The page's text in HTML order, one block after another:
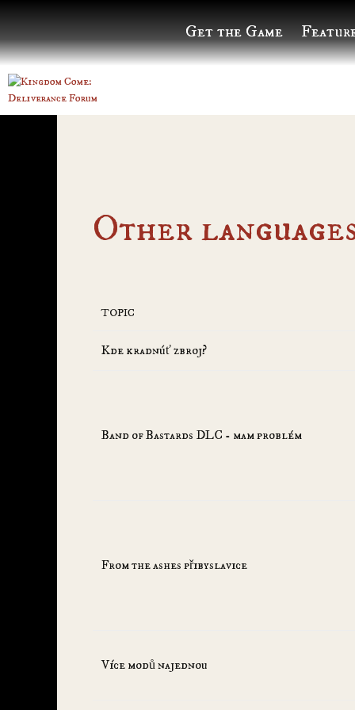
Get the Game
Other
TOPIC
Kde kradnúť zbroj?
Band of Bastards DLC - mam problém
From the ashes přibyslavice
Více modů najednou